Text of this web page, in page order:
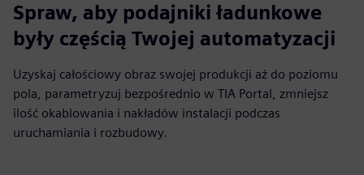
Spraw, aby podajniki ładunkowe
były częścią Twojej automatyzacji
Uzyskaj całościowy obraz swojej produkcji aż do poziomu
pola, parametryzuj bezpośrednio w TIA Portal, zmniejsz
ilość okablowania i nakładów instalacji podczas
uruchamiania i rozbudowy.